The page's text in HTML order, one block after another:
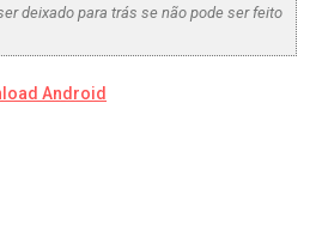
deixado para trás se não pode ser feito